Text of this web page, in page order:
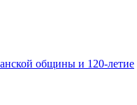
общины и 120-летие